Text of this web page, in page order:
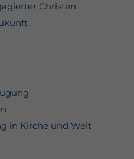
Christen
in Kirche und Welt